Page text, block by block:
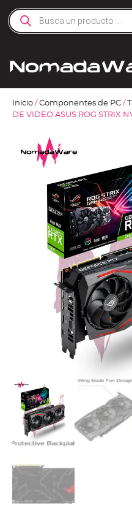
Inicio / Componentes de PC /
DE VIDEO ASUS ROG STRIX